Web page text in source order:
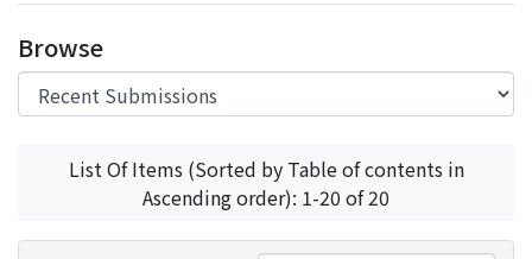
Browse
List Of Items (Sorted by Table of contents in
Ascending order): 1-20 of 20